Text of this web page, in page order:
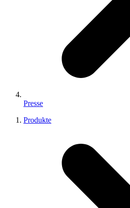
Presse
Produkte